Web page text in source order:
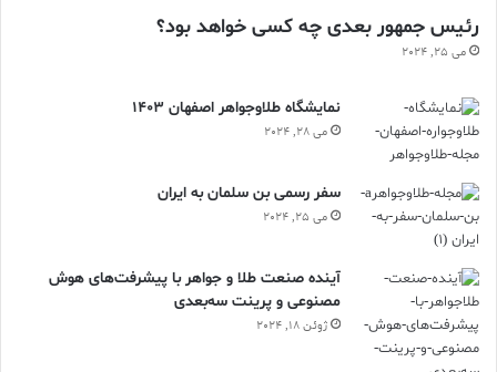
رئیس جمهور بعدی چه کسی خواهد بود؟
می 25, 2024
نمایشگاه طلاوجواهر اصفهان 1403
می 28, 2024
سفر رسمی بن سلمان به ایران
می 25, 2024
آینده صنعت طلا و جواهر با پیشرفت‌های هوش
مصنوعی و پرینت سه‌بعدی
ژوئن 18, 2024